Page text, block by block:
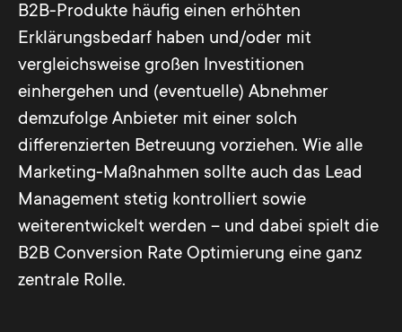
B2B-Produkte häufig einen erhöhten
Erklärungsbedarf haben und/oder mit
vergleichsweise großen Investitionen
einhergehen und (eventuelle) Abnehmer
demzufolge Anbieter mit einer solch
differenzierten Betreuung vorziehen. Wie alle
Marketing-Maßnahmen sollte auch das Lead
Management stetig kontrolliert sowie
weiterentwickelt werden – und dabei spielt die
B2B Conversion Rate Optimierung eine ganz
zentrale Rolle.